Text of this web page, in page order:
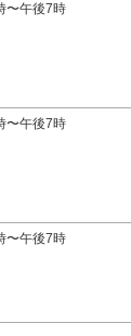
〜午後7時
〜午後7時
〜午後7時